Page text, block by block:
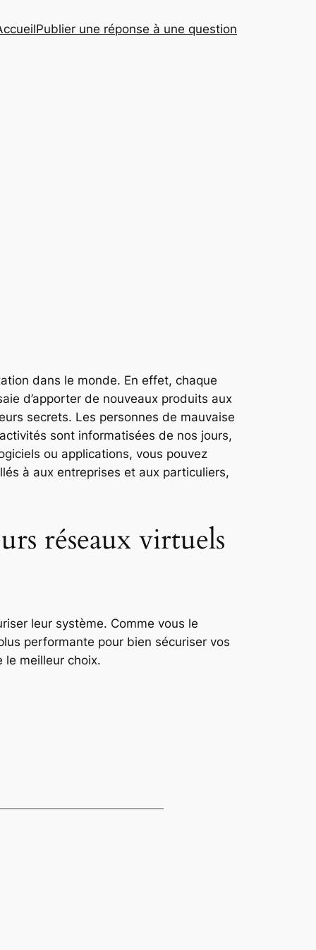
Publier une réponse à une question
dans le monde. En effet, chaque
d’apporter de nouveaux produits aux
secrets. Les personnes de mauvaise
sont informatisées de nos jours,
ou applications, vous pouvez
à aux entreprises et aux particuliers,
réseaux virtuels
leur système. Comme vous le
performante pour bien sécuriser vos
le meilleur choix.